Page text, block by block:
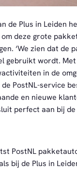
de Plus in Leiden
deze grote
‘We zien dat de
gebruikt wordt. Met
in de
PostNL-service
en nieuwe
perfect aan bij de
PostNL
bij de Plus in